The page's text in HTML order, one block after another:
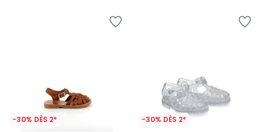
-30% DÈS 2* -30% DÈS 2*